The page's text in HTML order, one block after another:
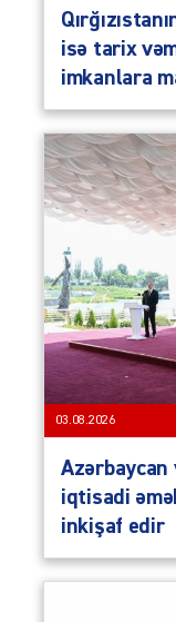
isə tarix
imkanlara
03.08.2026
Azərbaycan
iqtisadi
inkişaf edir